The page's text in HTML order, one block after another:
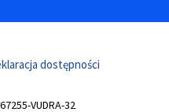
dostępności
VUDRA-32